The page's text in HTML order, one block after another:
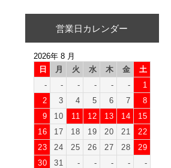
営業日カレンダー
2026年 8 月
日
月 火 水 木 金
土
-
- - - - -
1
2
3 4 5 6 7
8
9
10 11 12 13 14
15
16
17 18 19 20 21
22
23
24 25 26 27 28
29
30
31 - - - -
-